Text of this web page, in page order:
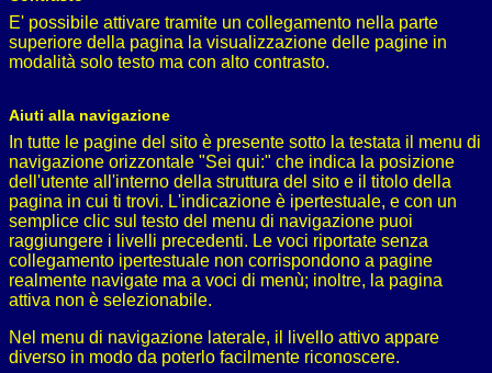
E' possibile attivare tramite un collegamento nella parte
superiore della pagina la visualizzazione delle pagine in
modalità solo testo ma con alto contrasto.
Aiuti alla navigazione
In tutte le pagine del sito è presente sotto la testata il menu di
navigazione orizzontale "Sei qui:" che indica la posizione
dell'utente all'interno della struttura del sito e il titolo della
pagina in cui ti trovi. L'indicazione è ipertestuale, e con un
semplice clic sul testo del menu di navigazione puoi
raggiungere i livelli precedenti. Le voci riportate senza
collegamento ipertestuale non corrispondono a pagine
realmente navigate ma a voci di menù; inoltre, la pagina
attiva non è selezionabile.
Nel menu di navigazione laterale, il livello attivo appare
diverso in modo da poterlo facilmente riconoscere.